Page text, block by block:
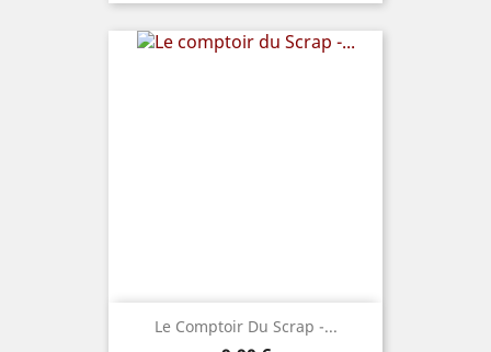
Le Comptoir Du Scrap -...